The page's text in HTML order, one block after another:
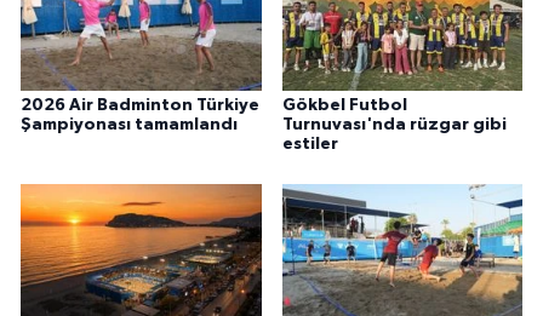
2026 Air Badminton Türkiye
Şampiyonası tamamlandı
Gökbel Futbol
Turnuvası'nda rüzgar gibi
estiler